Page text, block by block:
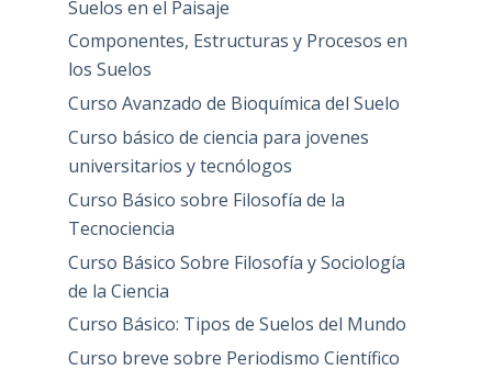
Suelos en el Paisaje
Componentes, Estructuras y Procesos en
los Suelos
Curso Avanzado de Bioquímica del Suelo
Curso básico de ciencia para jovenes
universitarios y tecnólogos
Curso Básico sobre Filosofía de la
Tecnociencia
Curso Básico Sobre Filosofía y Sociología
de la Ciencia
Curso Básico: Tipos de Suelos del Mundo
Curso breve sobre Periodismo Científico